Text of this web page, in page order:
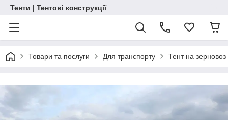
Тенти | Тентові конструкції
Товари та послуги Для транспорту Тент на зерновоз